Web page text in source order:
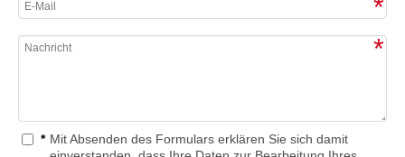
*
*
* Mit Absenden des Formulars erklären Sie sich damit